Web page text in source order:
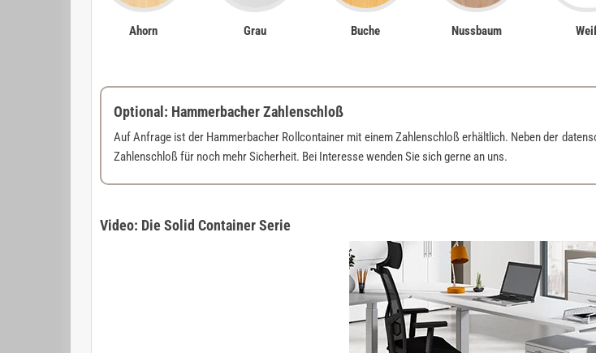
Ahorn Grau Buche Nussbaum
Optional: Hammerbacher Zahlenschloß
Auf Anfrage ist der Hammerbacher Rollcontainer mit einem Zahlenschloß erhältlich. Neben der
Zahlenschloß für noch mehr Sicherheit. Bei Interesse wenden Sie sich gerne an uns.
Video: Die Solid Container Serie